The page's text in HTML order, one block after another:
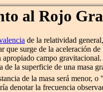
al Rojo
de la relatividad
que surge de la aceleración
campo
de la superficie de una masa
de la masa será menor,
denotar la frecuencia